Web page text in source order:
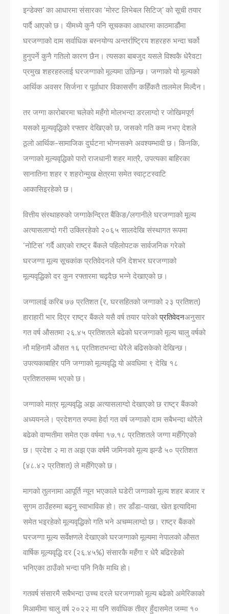
इन्डेक्स’ का आधारमा संसारका ‘मोस्ट लिभेबल सिटिज्’ को सूची तयार
पार्दै आएको छ। यीमध्ये कुनै पनि सूचकका आधारमा काठमाडौंमा
घरजग्‍गाको दाम सर्वाधिक बस्नयोग्य अन्तर्राष्ट्रिय शहरहरु भन्दा चर्को
हुनुपर्ने कुनै गतिलो कारण छैन। त्यसका बाबजुद यसले विश्वकै धेरैवटा
प्रमुख शहरहरुलाई घरजग्गाको मूल्यमा उछिन्छ। जग्गाको यो मूल्यको
आर्थिक अवसर सिर्जना र पूर्वाधार विकाससँग कहिँकतै तालमेल मिल्दैन।
तर जग्गा कारोबारमा चलेको महँगो मोलभन्दा डरलाग्दो र जोखिमपूर्ण
यसको मूल्यवृद्धिको रफ्तार देखिएको छ, जसको गति कम नभए देशले
ठूलो आर्थिक-सामाजिक दुर्घटना भोग्नसक्ने अवश्यम्भावी छ। किनकि,
जग्गाको मूल्यवृद्धिको पारो राजधानी शहर मात्रै, उपत्यका बाहिरका
सानातिना शहर र शहरोन्मुख क्षेत्रमा समेत स्वाट्टस्वाटि
आकासिइरहेको छ।
वित्तीय संस्थाहरुको जग्गाकेन्द्रित बैंकिङ/लगानीले घरजग्गाको मूल्य
अत्यासलाग्दो गरी उक्लिरहेको २०६५ सालदेखि संस्थागत रूपमा
‘नोटिस’ गर्दै आएको राष्ट्र बैंकले पहिलोपटक सार्वजनिक गरेको
घरजग्गा मूल्य सूचकांक प्रतिवेदनले पनि देशभर घरजग्गाको
मूल्यवृद्धिको दर कुन रफ्तारमा चढ्दैछ भन्ने देखाएको छ।
जग्गालाई करिब ७७ प्रतिशत (र, घरसहितको जग्गाको २३ प्रतिशत)
हाराहारी भार दिएर राष्ट्र बैंकले यसै वर्ष तयार पारेकोप्रतिवेदनअनुसार
गत वर्ष औसतमा २६.४५ प्रतिशतले बढेको घरजग्गाको मूल्‍य चालु वर्षको
नौ महिनामै औसत १६ प्रतिशतभन्दा धेरैले बढिसकेको देखिन्छ।
उपत्यकाबाहिर पनि जग्गाको मूल्यवृ‌द्धि यो अवधिमा ९ देखि १८
प्रतिशतसम्‍म भएको छ।
जग्गाको मात्र मूल्यवृद्धि अझ अत्यासलाग्दो देखाएको छ राष्ट्र बैंकको
अध्ययनले। प्रदेशगत रुपमा हेर्दा गत वर्ष जग्गाको दाम सबैभन्दा थोरैले
बढेको वाग्मतीमा समेत एक वर्षमा १७.१८ प्रतिशतले जग्गा महँगिएको
छ। प्रदेश २ मा त अझ एक वर्षमै जमिनको मूल्य झन्डै ५० प्रतिशत
(४८.४२ प्रतिशत) ले महँगिएको छ।
मागको तुलनामा आपूर्ति न्यून भएकाले घडेरी जग्गाको मूल्य शहर बजार र
सुगम ठाउँहरुमा बढ्नु स्वाभाविक हो। तर डाँडा-पाखा, खेत इत्यादिमा
समेत भइरहेको मूल्यवृद्धिको गति भने अचम्मलाग्दो छ। राष्ट्र बैंकको
घरजग्गा मूल्य सर्वेक्षणले देखाएको घरजग्गाको मूल्यमा नेपालको औसत
वार्षिक मूल्यवृद्धि दर (२६.४५%) संसारकै महँगा र धेरै बढिरहेको
भनिएका ठाउँको भन्दा पनि निकै माथि हो।
गतवर्ष संसारमै सबैभन्दा उच्च दरले घरजग्गाको मूल्य बढेको अमेरिकाको
मिआमीमा चालु वर्ष २०२२ मा पनि सर्वाधिक तीव्र हुँदासमेत जम्मा १०